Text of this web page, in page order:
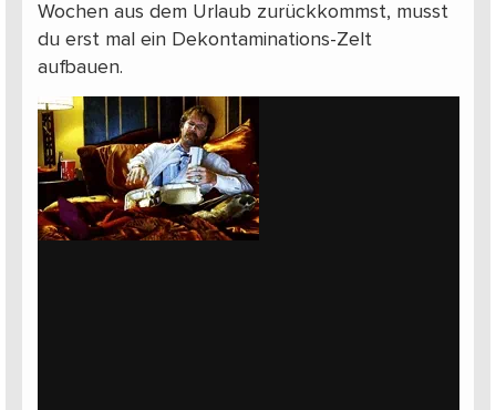
Wochen aus dem Urlaub zurückkommst, musst
du erst mal ein Dekontaminations-Zelt
aufbauen.